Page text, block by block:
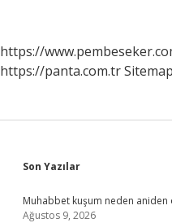
https://
https://panta.com.trSitemap
Sidebar
Son Yazılar
Muhabbet kuşum neden aniden
Ağustos 9, 2026